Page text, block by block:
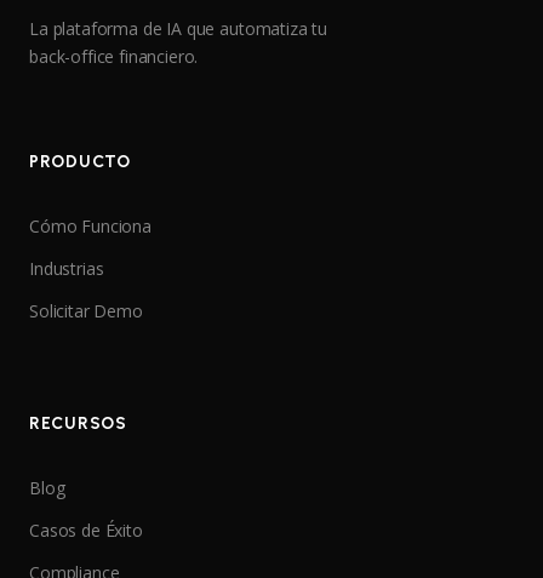
La plataforma de IA que automatiza tu
back-office financiero.
PRODUCTO
Cómo Funciona
Industrias
Solicitar Demo
RECURSOS
Blog
Casos de Éxito
Compliance